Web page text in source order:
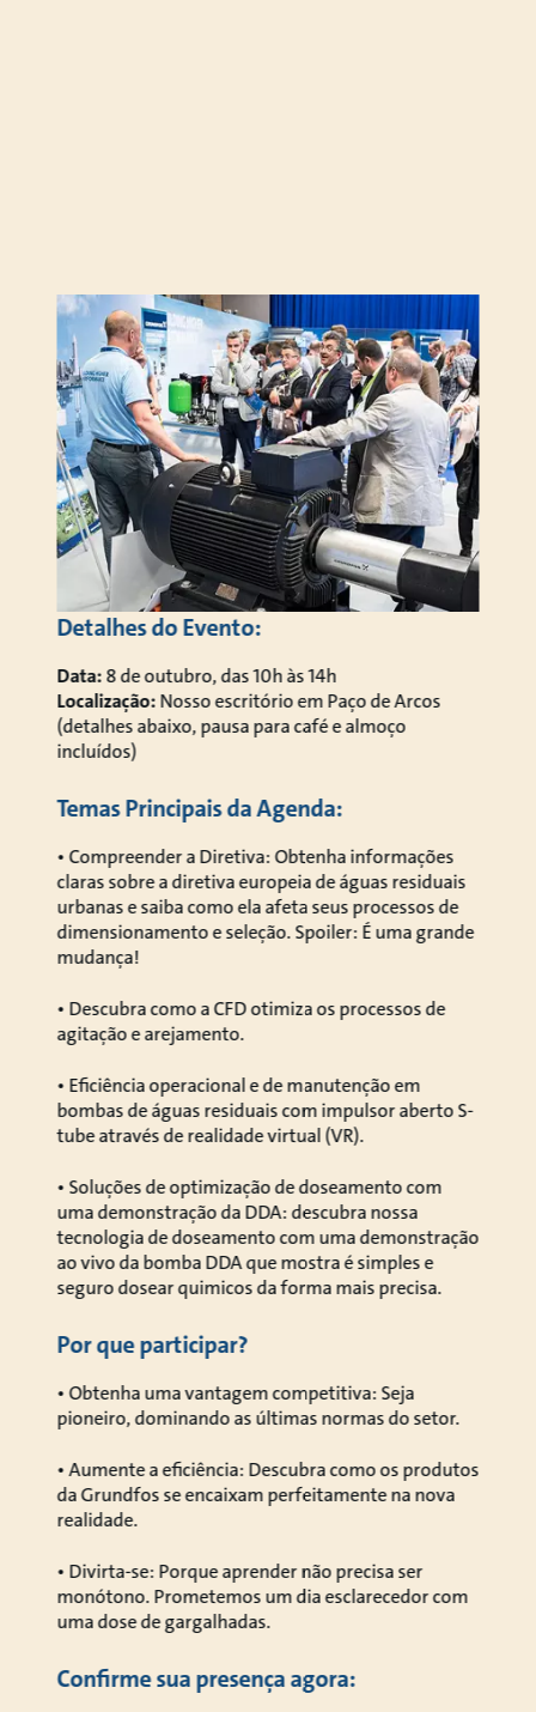
Detalhes do Evento:
Data:8 de outubro, das 10h às 14h
Localização:Nosso escritório em Paço de Arcos
(detalhes abaixo, pausa para café e almoço
incluídos)
Temas Principais da Agenda:
• Compreender a Diretiva: Obtenha informações
claras sobre a diretiva europeia de águas residuais
urbanas e saiba como ela afeta seus processos de
dimensionamento e seleção. Spoiler: É uma grande
mudança!
• Descubra como a CFD otimiza os processos de
agitação e arejamento.
• Eficiência operacional e de manutenção em
bombas de águas residuais com impulsor aberto S-
tube através de realidade virtual (VR).
• Soluções de optimização de doseamento com
uma demonstração da DDA: descubra nossa
tecnologia de doseamento com uma demonstração
ao vivo da bomba DDA que mostra é simples e
seguro dosear quimicos da forma mais precisa.
Por que participar?
• Obtenha uma vantagem competitiva: Seja
pioneiro, dominando as últimas normas do setor.
• Aumente a eficiência: Descubra como os produtos
da Grundfos se encaixam perfeitamente na nova
realidade.
• Divirta-se: Porque aprender não precisa ser
monótono. Prometemos um dia esclarecedor com
uma dose de gargalhadas.
Confirme sua presença agora: